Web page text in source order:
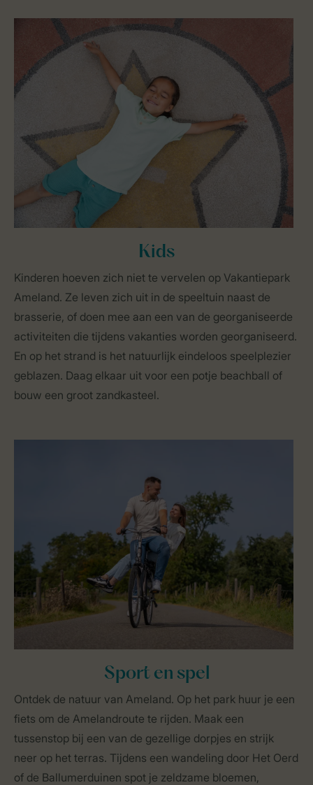
Kids
Kinderen hoeven zich niet te vervelen op Vakantiepark
Ameland. Ze leven zich uit in de speeltuin naast de
brasserie, of doen mee aan een van de georganiseerde
activiteiten die tijdens vakanties worden georganiseerd.
En op het strand is het natuurlijk eindeloos speelplezier
geblazen. Daag elkaar uit voor een potje beachball of
bouw een groot zandkasteel.
Sport en spel
Ontdek de natuur van Ameland. Op het park huur je een
fiets om de Amelandroute te rijden. Maak een
tussenstop bij een van de gezellige dorpjes en strijk
neer op het terras. Tijdens een wandeling door Het Oerd
of de Ballumerduinen spot je zeldzame bloemen,